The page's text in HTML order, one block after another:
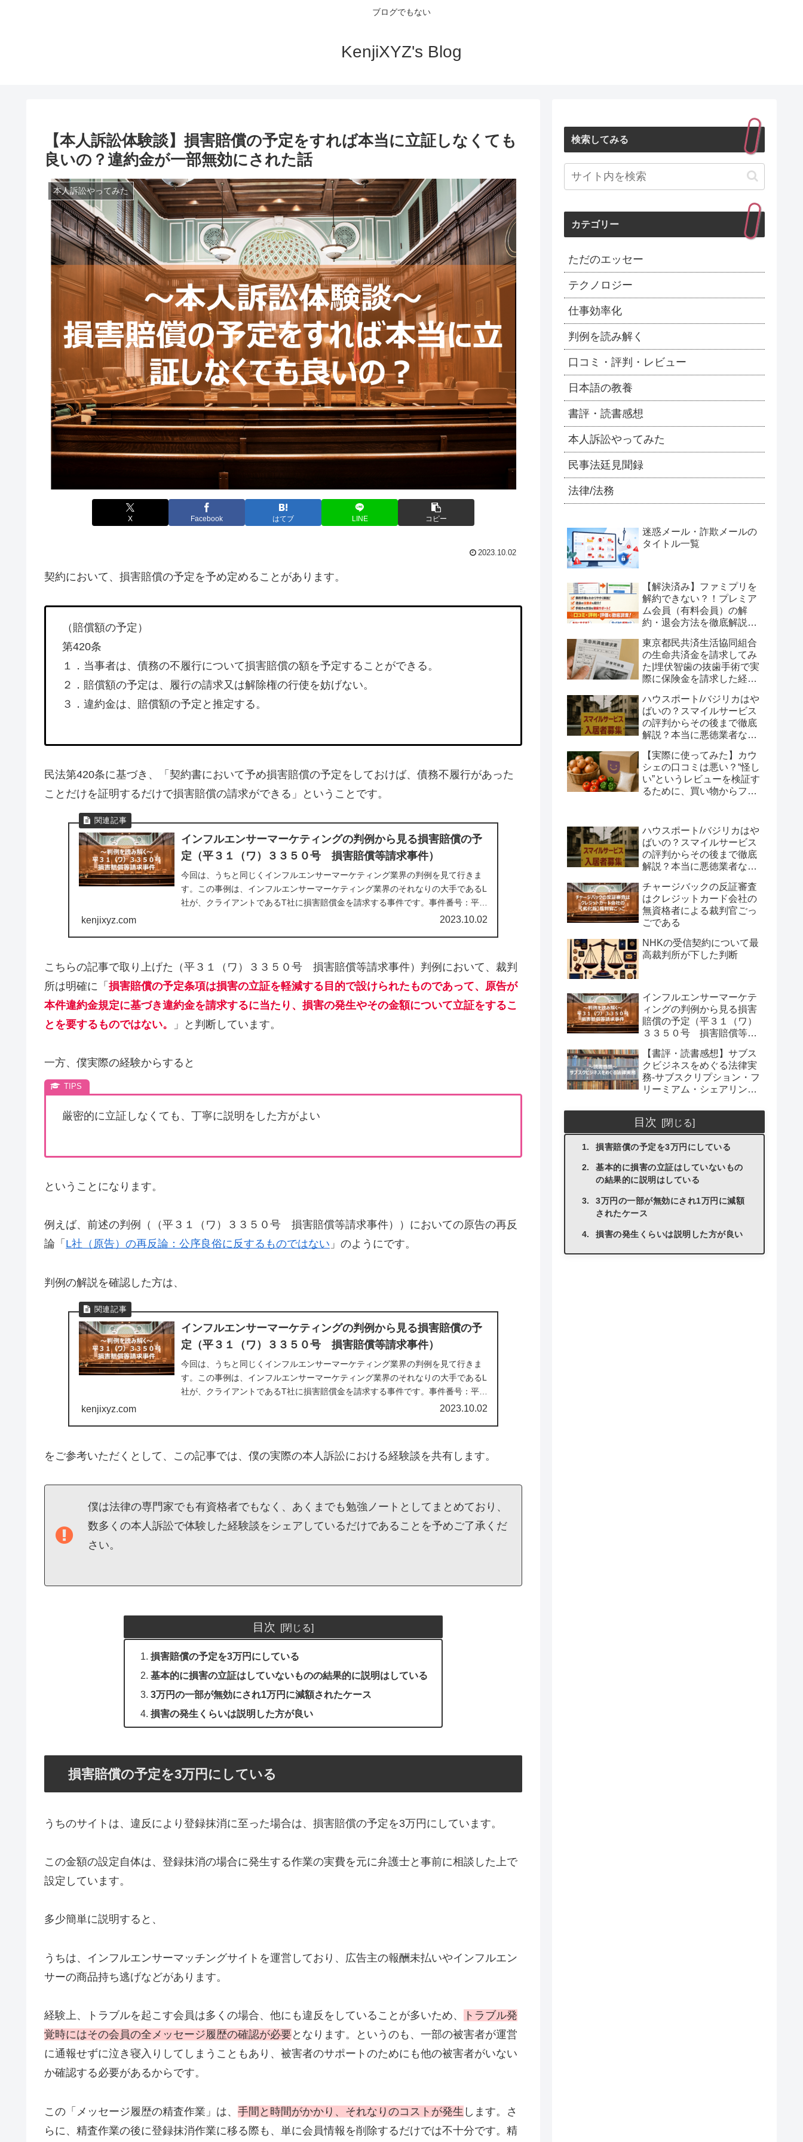
ブログでもない
KenjiXYZ's Blog
【本人訴訟体験談】損害賠償の予定をすれば本当に立証しなくても
良いの？違約金が一部無効にされた話
本人訴訟やってみた
X Facebook はてブ LINE コピー
2023.10.02
契約において、損害賠償の予定を予め定めることがあります。
（賠償額の予定）
第420条
１．当事者は、債務の不履行について損害賠償の額を予定することができる。
２．賠償額の予定は、履行の請求又は解除権の行使を妨げない。
３．違約金は、賠償額の予定と推定する。
民法第420条に基づき、「契約書において予め損害賠償の予定をしておけば、債務不履行があった
ことだけを証明するだけで損害賠償の請求ができる」ということです。
インフルエンサーマーケティングの判例から見る損害賠償の予
定（平３１（ワ）３３５０号 損害賠償等請求事件）
今回は、うちと同じくインフルエンサーマーケティング業界の判例を見て行きま
す。この事例は、インフルエンサーマーケティング業界のそれなりの大手であるL
社が、クライアントであるT社に損害賠償金を請求する事件です。事件番号：平３
kenjixyz.com 2023.10.02
こちらの記事で取り上げた（平３１（ワ）３３５０号 損害賠償等請求事件）判例において、裁判
所は明確に「 損害賠償の予定条項は損害の立証を軽減する目的で設けられたものであって、原告が
本件違約金規定に基づき違約金を請求するに当たり、損害の発生やその金額について立証をするこ
とを要するものではない。
」と判断しています。
一方、僕実際の経験からすると
厳密的に立証しなくても、丁寧に説明をした方がよい
ということになります。
例えば、前述の判例（（平３１（ワ）３３５０号 損害賠償等請求事件））においての原告の再反
論「 L社（原告）の再反論：公序良俗に反するものではない 」のようにです。
判例の解説を確認した方は、
インフルエンサーマーケティングの判例から見る損害賠償の予
定（平３１（ワ）３３５０号 損害賠償等請求事件）
今回は、うちと同じくインフルエンサーマーケティング業界の判例を見て行きま
す。この事例は、インフルエンサーマーケティング業界のそれなりの大手であるL
社が、クライアントであるT社に損害賠償金を請求する事件です。事件番号：平３
kenjixyz.com 2023.10.02
をご参考いただくとして、この記事では、僕の実際の本人訴訟における経験談を共有します。
僕は法律の専門家でも有資格者でもなく、あくまでも勉強ノートとしてまとめており、
数多くの本人訴訟で体験した経験談をシェアしているだけであることを予めご了承くだ
さい。
目次
損害賠償の予定を3万円にしている
基本的に損害の立証はしていないものの結果的に説明はしている
3万円の一部が無効にされ1万円に減額されたケース
損害の発生くらいは説明した方が良い
損害賠償の予定を3万円にしている
うちのサイトは、違反により登録抹消に至った場合は、損害賠償の予定を3万円にしています。
この金額の設定自体は、登録抹消の場合に発生する作業の実費を元に弁護士と事前に相談した上で
設定しています。
多少簡単に説明すると、
うちは、インフルエンサーマッチングサイトを運営しており、広告主の報酬未払いやインフルエン
サーの商品持ち逃げなどがあります。
経験上、トラブルを起こす会員は多くの場合、他にも違反をしていることが多いため、
トラブル発
覚時にはその会員の全メッセージ履歴の確認が必要となります。というのも、一部の被害者が運営
に通報せずに泣き寝入りしてしまうこともあり、被害者のサポートのためにも他の被害者がいない
か確認する必要があるからです。
この「メッセージ履歴の精査作業」は、 手間と時間がかかり、それなりのコストが発生 します。さ
らに、精査作業の後に登録抹消作業に移る際も、単に会員情報を削除するだけでは不十分です。精
検索してみる
カテゴリー
ただのエッセー
テクノロジー
仕事効率化
判例を読み解く
口コミ・評判・レビュー
日本語の教養
書評・読書感想
本人訴訟やってみた
民事法廷見聞録
法律/法務
迷惑メール・詐欺メールの
タイトル一覧
【解決済み】ファミプリを
解約できない？！プレミア
ム会員（有料会員）の解
約・退会方法を徹底解説！
調査！
東京都民共済生活協同組合
の生命共済金を請求してみ
た|埋伏智歯の抜歯手術で実
際に保険金を請求した経験
ハウスポート/バジリカはや
ばいの？スマイルサービス
の評判からその後まで徹底
解説？本当に悪徳業者なの
の是非に考えを巡らせてみ
ました
【実際に使ってみた】カウ
シェの口コミは悪い？“怪し
い”というレビューを検証す
るために、買い物からファ
解説！知恵袋の情報もまと
めてみる！
ハウスポート/バジリカはや
ばいの？スマイルサービス
の評判からその後まで徹底
解説？本当に悪徳業者なの
の是非に考えを巡らせてみ
ました
チャージバックの反証審査
はクレジットカード会社の
無資格者による裁判官ごっ
ごである
NHKの受信契約について最
高裁判所が下した判断
インフルエンサーマーケテ
ィングの判例から見る損害
賠償の予定（平３１（ワ）
３３５０号 損害賠償等請
【書評・読書感想】サブス
クビジネスをめぐる法律実
務-サブスクリプション・フ
リーミアム・シェアリング
目次
損害賠償の予定を3万円にしている
基本的に損害の立証はしていないもの
の結果的に説明はしている
3万円の一部が無効にされ1万円に減額
されたケース
損害の発生くらいは説明した方が良い